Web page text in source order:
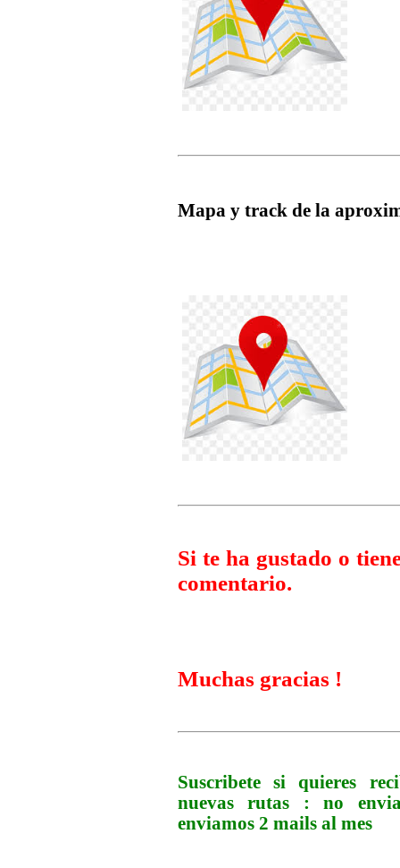
Mapa y track de la
Si te ha gustado o
comentario.
Muchas gracias !
Suscribete si quieres
nuevas rutas : no
enviamos 2 mails al mes